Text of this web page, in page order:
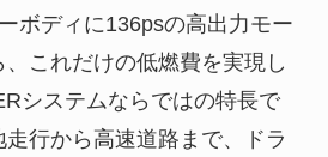
ボディに136psの高出力モー
これだけの低燃費を実現し
システムならではの特長で
行から高速道路まで、ドラ